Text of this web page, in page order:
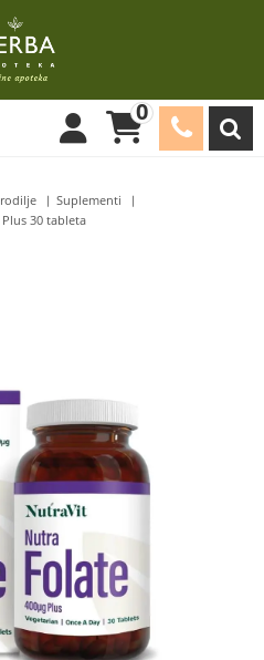
0
Suplementi
30 tableta